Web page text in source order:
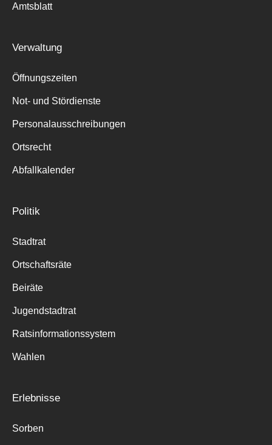
Suche
Amtsblatt
Verwaltung
Öffnungszeiten
Not- und Stördienste
Personalausschreibungen
Ortsrecht
Abfallkalender
Politik
Stadtrat
Ortschaftsräte
Beiräte
Jugendstadtrat
Ratsinformationssystem
Wahlen
Erlebnisse
Sorben